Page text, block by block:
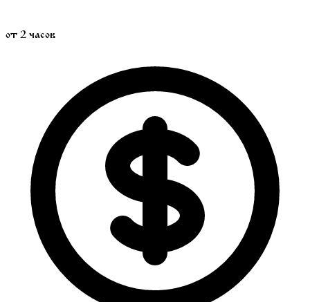
от 2 часов